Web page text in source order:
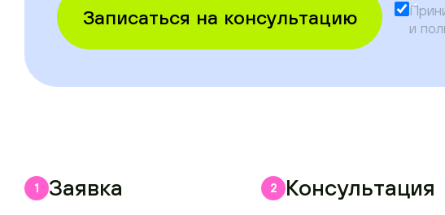
Записаться на консультацию
и
1 Заявка 2 Консультация